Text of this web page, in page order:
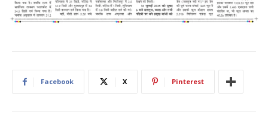
Facebook X Pinterest